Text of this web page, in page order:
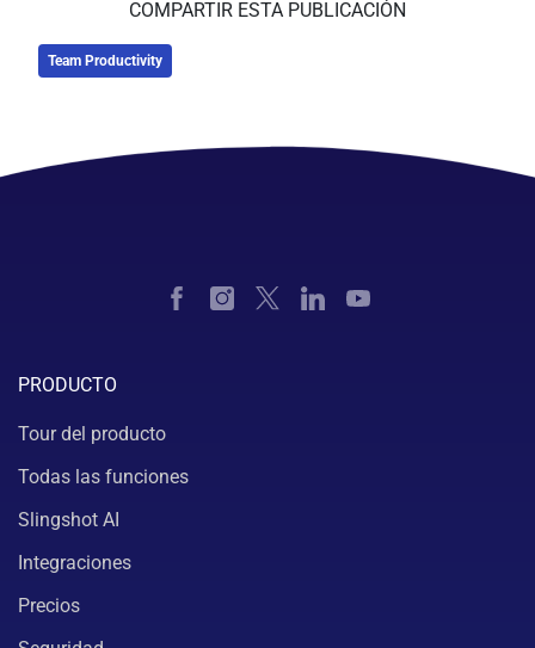
COMPARTIR ESTA PUBLICACIÓN
Team Productivity
PRODUCTO
Tour del producto
Todas las funciones
Slingshot AI
Integraciones
Precios